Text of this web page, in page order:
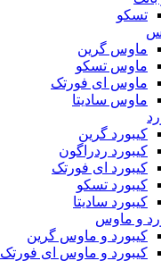
تسکو
ماوس گرین
ماوس تسکو
ماوس ای فورتک
ماوس سادیتا
کیبورد گرین
کیبورد ردراگون
کیبورد ای فورتک
کیبورد تسکو
کیبورد سادیتا
و ماوس
کیبورد و ماوس گرین
کیبورد و ماوس ای فورتک